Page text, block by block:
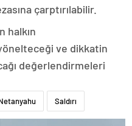
çarptırılabilir.
halkın
ve dikkatin
değerlendirmeleri
Saldırı